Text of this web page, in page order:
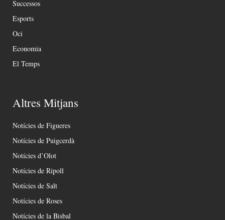
Successos
Esports
Oci
Economia
El Temps
Altres Mitjans
Notícies de Figueres
Notícies de Puigcerdà
Notícies d’Olot
Notícies de Ripoll
Notícies de Salt
Notícies de Roses
Notícies de la Bisbal